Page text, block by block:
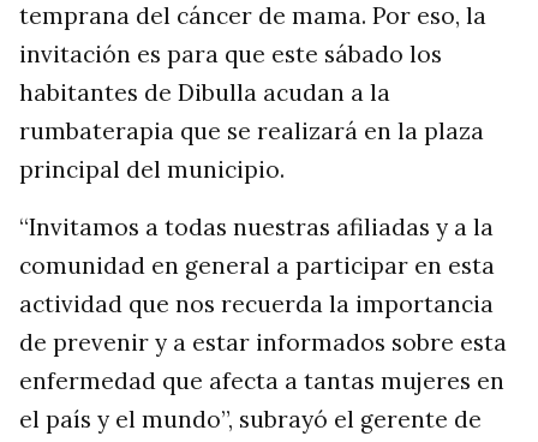
temprana del cáncer de mama. Por eso, la
invitación es para que este sábado los
habitantes de Dibulla acudan a la
rumbaterapia que se realizará en la plaza
principal del municipio.
“Invitamos a todas nuestras afiliadas y a la
comunidad en general a participar en esta
actividad que nos recuerda la importancia
de prevenir y a estar informados sobre esta
enfermedad que afecta a tantas mujeres en
el país y el mundo”, subrayó el gerente de